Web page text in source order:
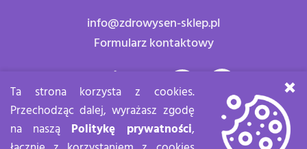
info@zdrowysen-sklep.pl
Formularz kontaktowy
Znajdź nas:
Ta strona korzysta z cookies.
Przechodząc dalej, wyrażasz zgodę
na naszą Politykę prywatności,
×